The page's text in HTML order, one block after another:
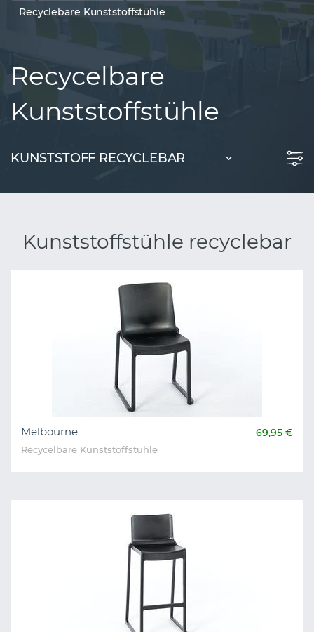
Recyclebare Kunststoffstühle
Recycelbare
Kunststoffstühle
KUNSTSTOFF RECYCLEBAR
Kunststoffstühle recyclebar
Melbourne 69,95 €
Recycelbare Kunststoffstühle